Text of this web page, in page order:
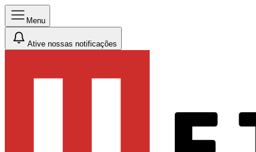
Menu
Ative nossas notificações